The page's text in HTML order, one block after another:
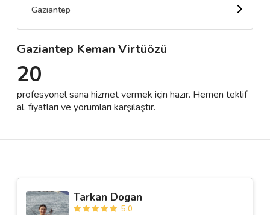
🌟 Müşteri Değerlendirmeleri
Destek
İletişim
Gaziantep
Gaziantep Keman Virtüözü
20
profesyonel sana hizmet vermek için hazır. Hemen teklif
al, fiyatları ve yorumları karşılaştır.
Tarkan Dogan
5.0